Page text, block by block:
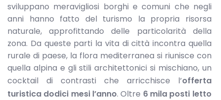
sviluppano meravigliosi borghi e comuni che negli
anni hanno fatto del turismo la propria risorsa
naturale, approfittando delle particolarità della
zona. Da queste parti la vita di città incontra quella
rurale di paese, la flora mediterranea si riunisce con
quella alpina e gli stili architettonici si mischiano, un
cocktail di contrasti che arricchisce l’offerta
turistica dodici mesi l’anno. Oltre 6 mila posti letto